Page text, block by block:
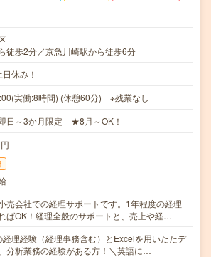
徒歩2分／京急川崎駅から徒歩6分
休み！
実働:8時間) (休憩60分) ※残業なし
即日～3か月限定 ★8月～OK！
売会社での経理サポートです。1年程度の経理
ばOK！経理全般のサポートと、売上や経…
経理経験（経理事務含む）とExcelを用いたたデ
分析業務の経験がある方！＼英語に…